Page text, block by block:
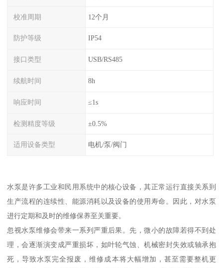
校准周期 12个月
防护等级 IP54
接口类型 USB/RS485
续航时间 8h
响应时间 ≤1s
检测精度等级 ±0.5%
适用设备类型 电机/泵/阀门
水泵是许多工业和民用系统中的核心设备，其正常运行直接关系到
生产流程的连续性、能源消耗以及设备的使用寿命。因此，对水泵
进行定期和及时的维修保养至关重要。
忽视水泵维修会带来一系列严重后果。先，微小的故障若得不到处
理，会逐渐演变成严重损坏，如叶轮气蚀、机械密封失效或轴承抱
死，导致水泵完全报废，维修成本将大幅增加，甚至需要整机更